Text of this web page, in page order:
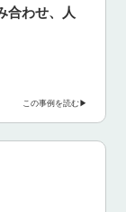
合わせ、人
この事例を読む